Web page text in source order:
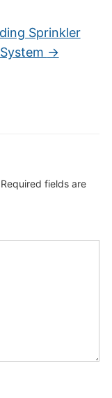
Sprinkler
System →
Required fields are